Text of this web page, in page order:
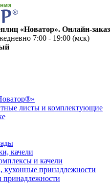
«Новатор». Онлайн-
7:00 - 19:00 (мск)
листы и комплектующие
качели
и качели
кухонные принадлежности
принадлежности